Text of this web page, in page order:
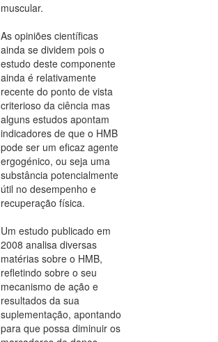
muscular.
As opiniões científicas
ainda se dividem pois o
estudo deste componente
ainda é relativamente
recente do ponto de vista
criterioso da ciência mas
alguns estudos apontam
indicadores de que o HMB
pode ser um eficaz agente
ergogénico, ou seja uma
substância potencialmente
útil no desempenho e
recuperação física.
Um estudo publicado em
2008 analisa diversas
matérias sobre o HMB,
refletindo sobre o seu
mecanismo de ação e
resultados da sua
suplementação, apontando
para que possa diminuir os